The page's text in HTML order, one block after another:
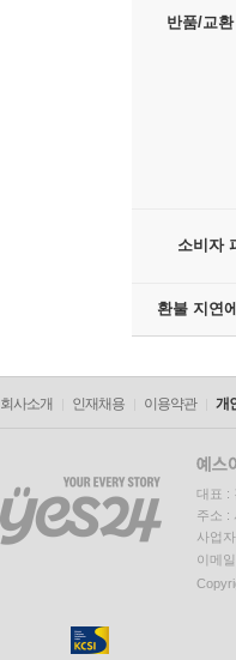
반품/교
소비자
환불 지연
회사소개 인재채용 이용약관 개
대표 :
주소 :
사업
이메